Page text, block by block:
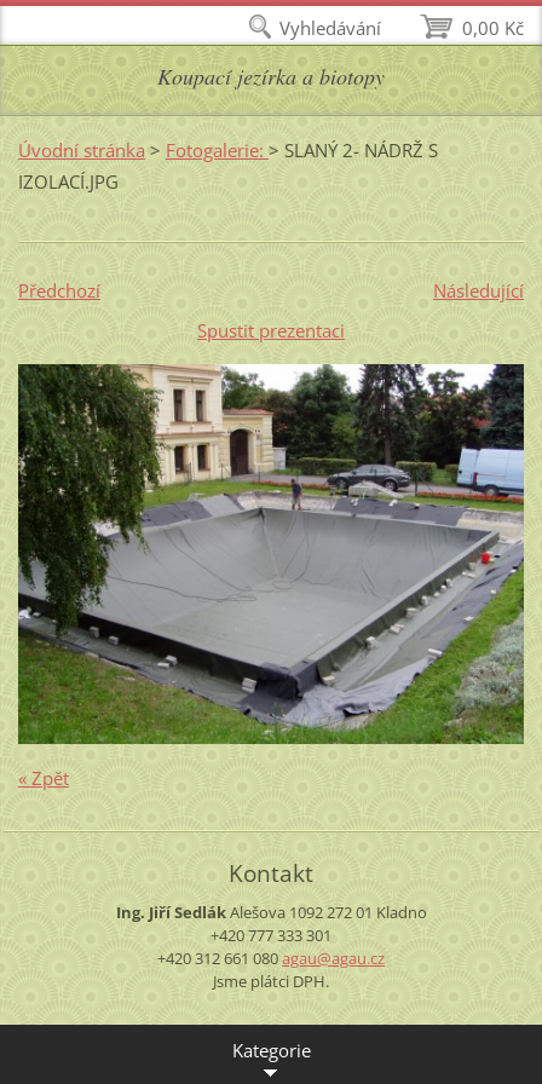
Koupací jezírka a biotopy
Úvodní stránka > Fotogalerie: > SLANÝ 2- NÁDRŽ S
IZOLACÍ.JPG
Předchozí
Následující
Spustit prezentaci
« Zpět
Kontakt
Ing. Jiří SedlákAlešova 1092272 01 Kladno
+420 777 333 301
+420 312 661 080agau@agau.cz
Jsme plátci DPH.
Kategorie
0,00 Kč
Vyhledávání